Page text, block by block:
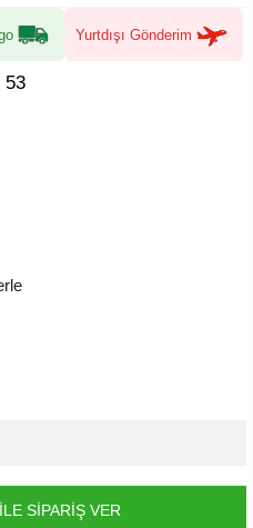
Yurtdışı Gönderim
53
SİPARİŞ VER